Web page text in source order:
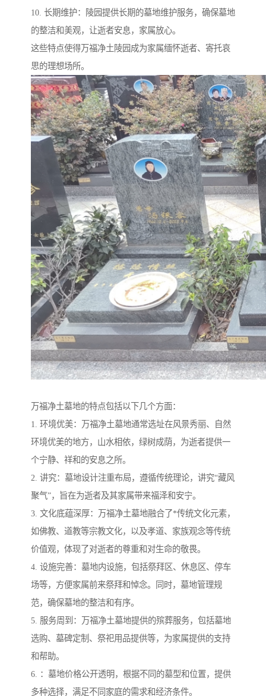
10. 长期维护：陵园提供长期的墓地维护服务，确保墓地
的整洁和美观，让逝者安息，家属放心。
这些特点使得万福净土陵园成为家属缅怀逝者、寄托哀
思的理想场所。
万福净土墓地的特点包括以下几个方面：
1. 环境优美：万福净土墓地通常选址在风景秀丽、自然
环境优美的地方，山水相依，绿树成荫，为逝者提供一
个宁静、祥和的安息之所。
2. 讲究：墓地设计注重布局，遵循传统理论，讲究“藏风
聚气”，旨在为逝者及其家属带来福泽和安宁。
3. 文化底蕴深厚：万福净土墓地融合了*传统文化元素，
如佛教、道教等宗教文化，以及孝道、家族观念等传统
价值观，体现了对逝者的尊重和对生命的敬畏。
4. 设施完善：墓地内设施，包括祭拜区、休息区、停车
场等，方便家属前来祭拜和悼念。同时，墓地管理规
范，确保墓地的整洁和有序。
5. 服务周到：万福净土墓地提供的殡葬服务，包括墓地
选购、墓碑定制、祭祀用品提供等，为家属提供的支持
和帮助。
6. ：墓地价格公开透明，根据不同的墓型和位置，提供
多种选择，满足不同家庭的需求和经济条件。